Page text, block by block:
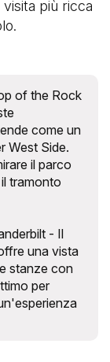
più ricca
of the Rock
come un
West Side.
il parco
tramonto
- Il
una vista
stanze con
per